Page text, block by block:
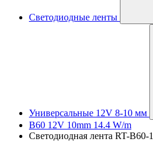
Светодиодные ленты
Универсальные 12V 8-10 мм
B60 12V 10mm 14.4 W/m
Светодиодная лента RT-